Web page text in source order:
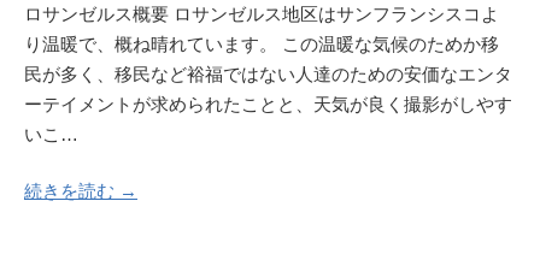
ロサンゼルス概要 ロサンゼルス地区はサンフランシスコよ
り温暖で、概ね晴れています。 この温暖な気候のためか移
民が多く、移民など裕福ではない人達のための安価なエンタ
ーテイメントが求められたことと、天気が良く撮影がしやす
いこ…
続きを読む →